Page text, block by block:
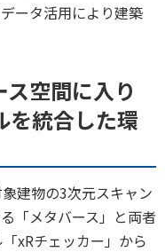
ータ活用により建築
空間に入り
を統合した環
建物の3次元スキャン
「メタバース」と両者
xRチェッカー」から